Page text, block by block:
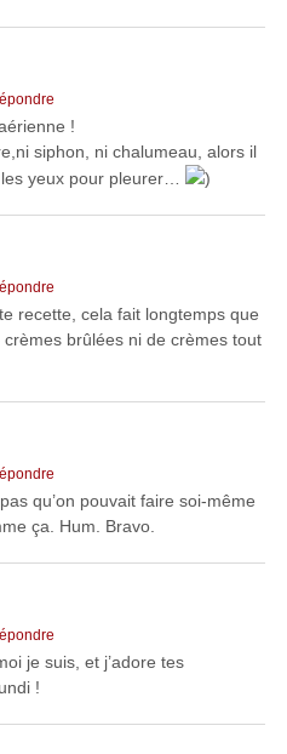
!
siphon, ni chalumeau, alors il
yeux pour pleurer…
)
recette, cela fait longtemps que
crèmes brûlées ni de crèmes tout
qu’on pouvait faire soi-même
ça. Hum. Bravo.
je suis, et j’adore tes
!